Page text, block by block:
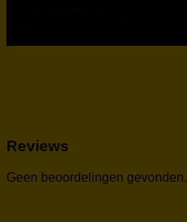
Reviews
Geen beoordelingen gevonden.